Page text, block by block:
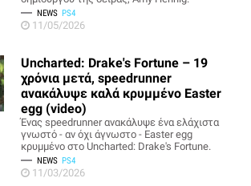
NEWS PS4
11/05/2026
Uncharted: Drake's Fortune – 19
χρόνια μετά, speedrunner
ανακάλυψε καλά κρυμμένο Easter
egg (video)
Ένας speedrunner ανακάλυψε ένα ελάχιστα
γνωστό - αν όχι άγνωστο - Easter egg
κρυμμένο στο Uncharted: Drake's Fortune.
NEWS PS4
11/03/2026